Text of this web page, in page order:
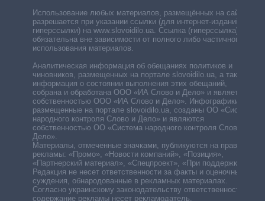
Использование любых материалов, размещённых на сайте,
разрешается при указании ссылки (для интернет-изданий —
гиперссылки) на www.slovoidilo.ua. Ссылка (гиперссылка)
обязательна вне зависимости от полного либо частичного
использования материалов.
Аналитическая информация об обещаниях политиков и
чиновников, размещенных на портале slovoidilo.ua, а также
информация о состоянии выполнения этих обещаний,
собрана и обработана ООО «ИА Слово и Дело» и является
собственностью ООО «ИА Слово и Дело». Инфографики,
размещенные на портале slovoidilo.ua, созданы ОО «Система
народного контроля Слово и Дело» и являются
собственностью ОО «Система народного контроля Слово и
Дело».
Материалы, отмеченные значками, публикуются на правах
рекламы: «Промо», «Новости компаний», «Позиция»,
«Партнерский материал», «Спецпроект», «При поддержке».
Редакция не несет ответственности за факты и оценочные
суждения, обнародованные в рекламных материалах.
Согласно украинскому законодательству ответственность за
содержание рекламы несет рекламодатель.